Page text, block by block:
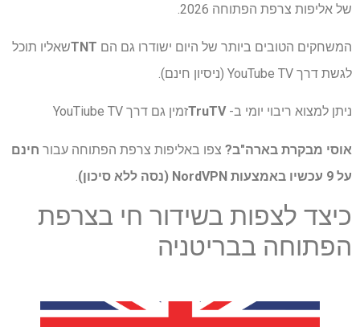
של אליפות צרפת הפתוחה 2026.
המשחקים הטובים ביותר של היום ישודרו גם הם TNTשאליו תוכל
לגשת דרך YouTube TV (ניסיון חינם).
ניתן למצוא ריבוי יומי ב-TruTVזמין גם דרך YouTiube TV
אוסי מבקרת בארה"ב? צפו באליפות צרפת הפתוחה עבור חינם
על 9 עכשיו באמצעות NordVPN (נסה ללא סיכון) .
כיצד לצפות בשידור חי בצרפת
הפתוחה בבריטניה